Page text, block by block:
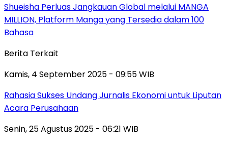
Shueisha Perluas Jangkauan Global melalui MANGA
MILLION, Platform Manga yang Tersedia dalam 100
Bahasa
Berita Terkait
Kamis, 4 September 2025 - 09:55 WIB
Rahasia Sukses Undang Jurnalis Ekonomi untuk Liputan
Acara Perusahaan
Senin, 25 Agustus 2025 - 06:21 WIB